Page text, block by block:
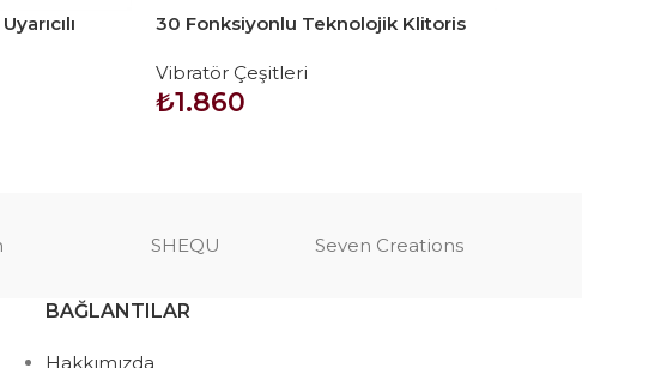
30 Fonksiyonlu Teknolojik Klitoris
Gene
Vibratör Çeşitleri
₺1.860
SHEQU Seven Creations
BAĞLANTILAR
Hakkımızda